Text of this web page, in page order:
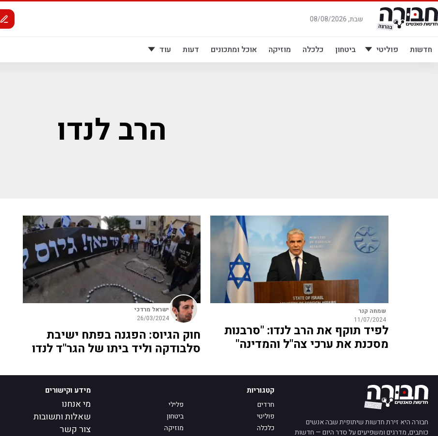
דלג
לתוכן
שבת, 08/08/2026
חדשות פוליטי ביטחון כלכלה מוזיקה אוכל ומתכונים דעות עוד
הרב לנדו
שמחה קנר
11/07/2024
לפיד תוקף את הרב לנדו: "סרבנות
מסכנת את ערכי צה"ל והמדינה"
ישראל מרדכי
26/03/2024
חוק הגיוס: הפגנה בפתח ישיבת
סלבודקה וליד ביתו של הגר"ד לנדו
חבורה היא זירת חדשות שיתופית שבה אנשים
כותבים, מדרגים ומשפיעים על סדר היום — חדשות
קטגוריות
חרדים
פלילי
פוליטי
ביטחון
כלכלה
מוזיקה
מידע וקישורים
מי אנחנו
שאלות ותשובות
צור קשר